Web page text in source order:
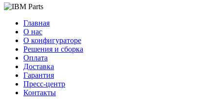
Главная
О нас
О конфигураторе
Решения и сборка
Оплата
Доставка
Гарантия
Пресс-центр
Контакты